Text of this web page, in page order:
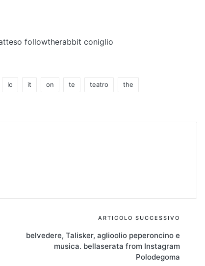
followtherabbit coniglio
Io it on te teatro the
ARTICOLO SUCCESSIVO
belvedere, Talisker, aglioolio peperoncino e
musica. bellaserata from Instagram
Polodegoma